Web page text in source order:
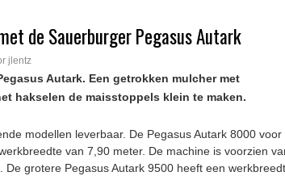
de Sauerburger Pegasus Autark
jlentz
Autark. Een getrokken mulcher met
hakselen de maisstoppels klein te maken.
modellen leverbaar. De Pegasus Autark 8000 voor
van 7,90 meter. De machine is voorzien
De grotere Pegasus Autark 9500 heeft een